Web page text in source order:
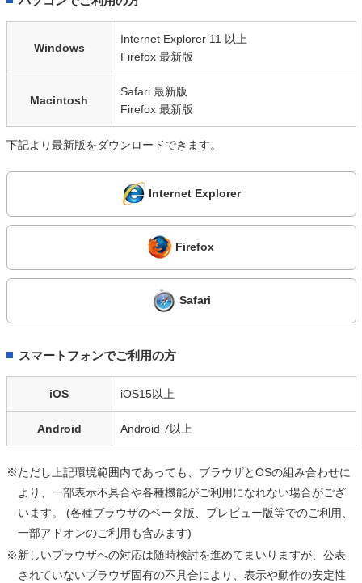
Windows
Internet Explorer 11 以上
Firefox 最新版
Macintosh
Safari 最新版
Firefox 最新版
下記より最新版をダウンロードできます。
Internet Explorer
Firefox
Safari
スマートフォンでご利用の方
iOS iOS15以上
Android Android 7以上
※ただし上記環境範囲内であっても、ブラウザとOSの組み合わせに
より、一部表示不具合や各種機能がご利用になれない場合がござ
います。 (各種ブラウザのベータ版、プレビュー版等でのご利用、
一部アドオンのご利用も含みます)
※新しいブラウザへの対応は随時検討を進めてまいりますが、公表
されていないブラウザ固有の不具合により、表示や動作の安定性